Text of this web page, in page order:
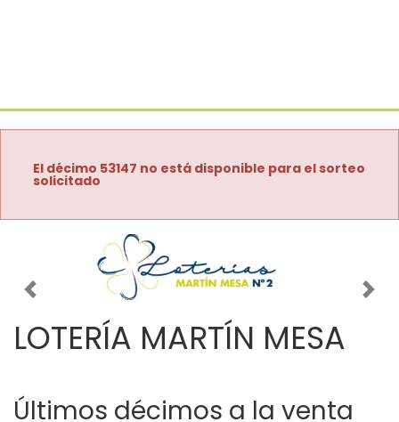
El décimo 53147 no está disponible para el sorteo
solicitado
Imagen anterior
LOTERÍA MARTÍN MESA
Últimos décimos a la venta